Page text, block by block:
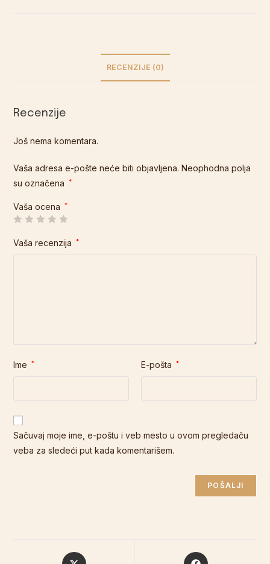
RECENZIJE (0)
Recenzije
Još nema komentara.
Vaša adresa e-pošte neće biti objavljena. Neophodna polja
su označena
*
Vaša ocena *
Vaša recenzija *
Ime * E-pošta *
Sačuvaj moje ime, e-poštu i veb mesto u ovom pregledaču
veba za sledeći put kada komentarišem.